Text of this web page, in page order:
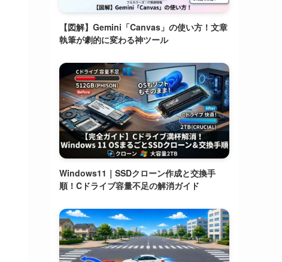
【図解】Gemini「Canvas」の使い方！文章
執筆が劇的に変わる神ツール
Windows11｜SSDクローン作成と交換手
順！Cドライブ容量不足の解消ガイド